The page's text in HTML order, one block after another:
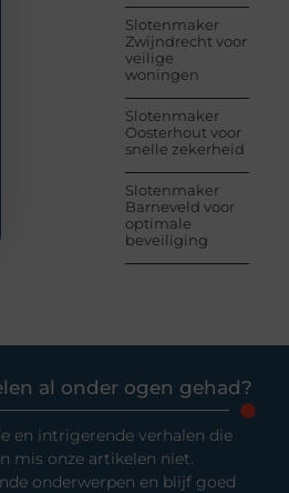
Slotenmaker
Zwijndrecht voor
veilige
woningen
Slotenmaker
Oosterhout voor
snelle zekerheid
Slotenmaker
Barneveld voor
optimale
beveiliging
al onder ogen gehad?
en intrigerende verhalen die
mis onze artikelen niet.
onderwerpen en blijf goed